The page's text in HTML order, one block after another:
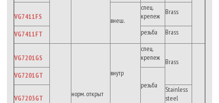
VG7411FS внеш.
спец.
крепеж
Brass
VG7411FT резьба Brass
VG7201GS
норм. открыт
внутр
спец.
крепеж
Brass
VG7201GT
резьба
VG7203GT
Stainless
steel